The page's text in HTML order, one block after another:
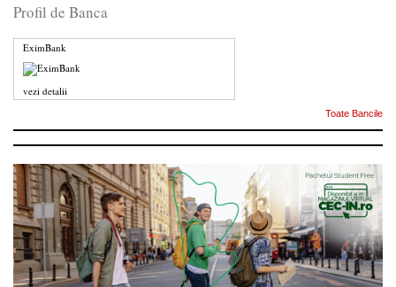
Profil de Banca
EximBank
vezi detalii
Toate Bancile